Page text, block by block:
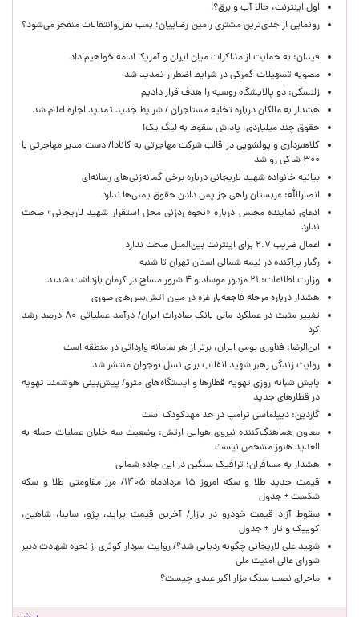
اول اینترنت، حالا آب و برق؟!
رونمایی از جدی‌ترین مشتری رامین رضاییان؛ بمب نقل‌وانتقالات منفجر می‌شود؟
فیدان: به حمایت از مذاکرات میان ایران و آمریکا ادامه خواهیم داد
مصوبه تسهیلات گمرکی در شرایط اضطرار تمدید شد
زلنسکی: دو پالایشگاه روسیه را هدف قرار دادیم
هشدار به مالکان درباره تخلیه مستاجران / شرایط جدید تمدید اجاره اعلام شد
حقوق چند میلیاردی، پاداش سقوط به لیگ یک!
کلاهبرداری و پولشویی در قالب شرکت مهاجرتی به کانادا/ دست مدیر مهاجرتی با
۳۰۰ شاکی رو شد
بیانیه خانواده شهید لاریجانی درباره برخی گمانه‌زنی‌های رسانه‌ای
انصارالله: عربستان راهی جز پس دادن حقوق یمنی‌ها ندارد
ادعای نماینده مجلس درباره «نحوه ردزنی محل استقرار شهید لاریجانی» صحت
ندارد
اعمال ضریب ۲.۷ برای اینترنت بین‌الملل صحت ندارد
رگبار پراکنده در نیمه شمالی استان تهران تا شنبه
وزارت اطلاعات: ۲۱ مزدور موساد و ۴ شرور مسلح در کرمان بازداشت شدند
هشدار درباره مرحله فاجعه‌بار غزه در میان آتش‌بس‌های صوری
تغییر مثبت در عملکرد مالی بانک صادرات ایران/ درآمد عملیاتی ۸۰ درصد رشد
کرد
ابن‌الرضا: فناوری بومی ایران، برتر از هر سامانه وارداتی در منطقه است
روایت زندگی رهبر شهید انقلاب برای نسل نوجوان منتشر شد
پایش شبانه روزی تهویه قطارها و ایستگاه‌های مترو/ پیش‌بینی هوشمند تهویه
در قطارهای جدید
گاردین: دیپلماسی ترامپ در حد مهدکودک است
معاون هماهنگ‌کننده نیروی هوایی ارتش: وضعیت سه خلبان عملیات حمله به
العدید هنوز مشخص نیست
هشدار به مسافران؛ ترافیک سنگین در این جاده شمالی
قیمت جدید طلا و سکه امروز ۱۵ مردادماه ۱۴۰۵/ مرز مقاومتی طلا و سکه
شکست + جدول
سقوط آزاد قیمت خودرو در بازار/ آخرین قیمت پراید، پژو، ساینا، شاهین،
کوییک و تارا + جدول
شهید علی لاریجانی چگونه ردیابی شد؟/ روایت سردار کوثری از نحوه شهادت دبیر
شورای عالی امنیت ملی
ماجرای نصب سنگ مزار اکبر عبدی چیست؟